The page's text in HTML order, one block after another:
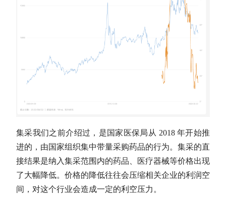
集采我们之前介绍过，是国家医保局从 2018 年开始推
进的，由国家组织集中带量采购药品的行为。集采的直
接结果是纳入集采范围内的药品、医疗器械等价格出现
了大幅降低。价格的降低往往会压缩相关企业的利润空
间，对这个行业会造成一定的利空压力。